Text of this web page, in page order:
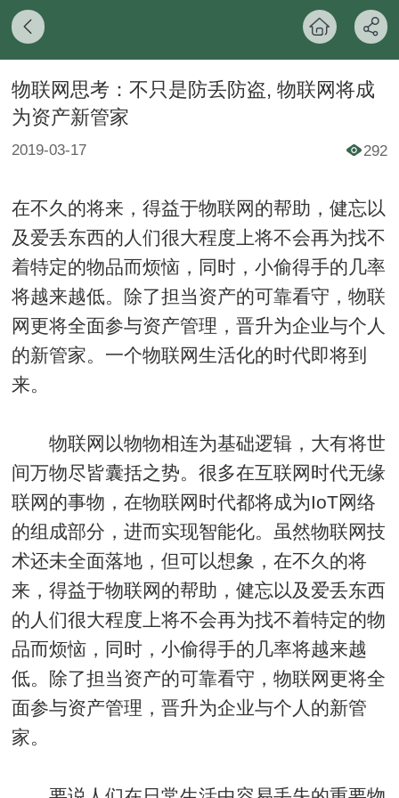
物联网思考：不只是防丢防盗, 物联网将成
为资产新管家
2019-03-17 292
在不久的将来，得益于物联网的帮助，健忘以
及爱丢东西的人们很大程度上将不会再为找不
着特定的物品而烦恼，同时，小偷得手的几率
将越来越低。除了担当资产的可靠看守，物联
网更将全面参与资产管理，晋升为企业与个人
的新管家。一个物联网生活化的时代即将到
来。
物联网以物物相连为基础逻辑，大有将世
间万物尽皆囊括之势。很多在互联网时代无缘
联网的事物，在物联网时代都将成为IoT网络
的组成部分，进而实现智能化。虽然物联网技
术还未全面落地，但可以想象，在不久的将
来，得益于物联网的帮助，健忘以及爱丢东西
的人们很大程度上将不会再为找不着特定的物
品而烦恼，同时，小偷得手的几率将越来越
低。除了担当资产的可靠看守，物联网更将全
面参与资产管理，晋升为企业与个人的新管
家。